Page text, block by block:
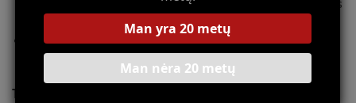
reikiamą drėgmės lygį, kad vynas būtų laikomas idealiomis
Lengvas atidarymas: Modernustouch-to-opensistema
leidžia patogiai atidaryti šaldytuvą, net jei rankos užimtos.
Techninės detalės:
Man yra 20 metų
Man nėra 20 metų